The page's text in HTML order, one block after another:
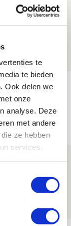
te
te bieden
Ook delen we
onze
analyse. Deze
met andere
ze hebben
services.
over PEC
begin
Dat